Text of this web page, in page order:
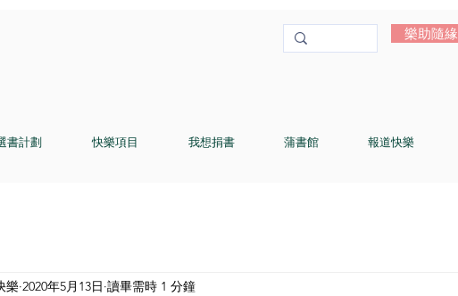
樂助隨緣
書計劃 快樂項目 我想捐書 蒲書館 報道快樂
樂 2020年5月13日 讀畢需時 1 分鐘